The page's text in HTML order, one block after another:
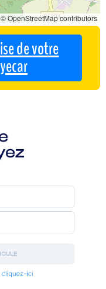
© OpenStreetMap contributors
de votre